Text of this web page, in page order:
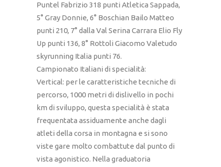
Puntel Fabrizio 318 punti Atletica Sappada,
5° Gray Donnie, 6° Boschian Bailo Matteo
punti 210, 7° dalla Val Serina Carrara Elio Fly
Up punti 136, 8° Rottoli Giacomo Valetudo
skyrunning Italia punti 76.
Campionato Italiani di specialità:
Vertical: per le caratteristiche tecniche di
percorso, 1000 metri di dislivello in pochi
km di sviluppo, questa specialità è stata
frequentata assiduamente anche dagli
atleti della corsa in montagna e si sono
viste gare molto combattute dal punto di
vista agonistico. Nella graduatoria